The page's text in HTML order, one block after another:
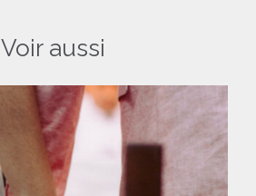
Voir aussi